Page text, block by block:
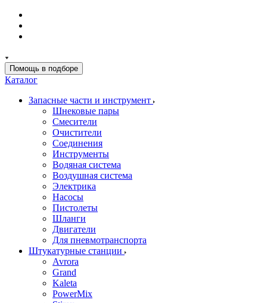
Помощь в подборе
Каталог
Запасные части и инструмент
Шнековые пары
Смесители
Очистители
Соединения
Инструменты
Водяная система
Воздушная система
Электрика
Насосы
Пистолеты
Шланги
Двигатели
Для пневмотранспорта
Штукатурные станции
Avrora
Grand
Kaleta
PowerMix